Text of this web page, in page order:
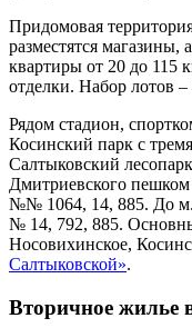
Придомовая
разместятся
квартиры от 20 до 115
отделки. Набор лотов
Рядом стадион,
Косинский парк с
Салтыковский
Дмитриевского
№№ 1064, 14, 885. До
№ 14, 792, 885.
Носовихинское,
Салтыковской».
Вторичное жилье